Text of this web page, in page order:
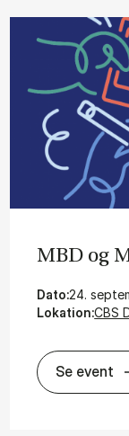
MBD og
Dato:24.
Lokation:CBS
Se event